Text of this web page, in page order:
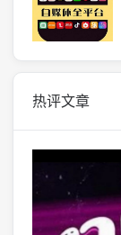
热评文章